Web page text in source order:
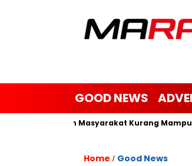
GOOD NEWS
Janda dan Masyarakat Kurang Mampu
Home / Good News